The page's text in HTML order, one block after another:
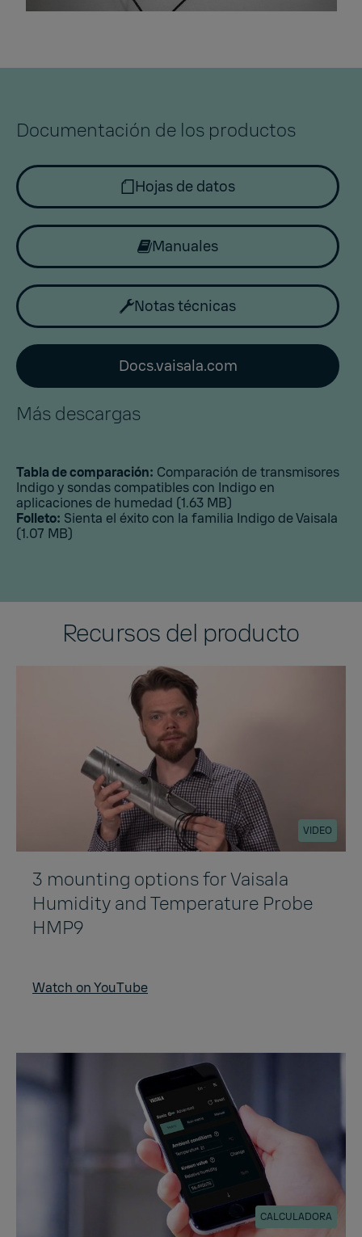
Documentación de los productos
Hojas de datos
Manuales
Notas técnicas
Docs.vaisala.com
Más descargas
Tabla de comparación: Comparación de transmisores
Indigo y sondas compatibles con Indigo en
aplicaciones de humedad (1.63 MB)
Folleto: Sienta el éxito con la familia Indigo de Vaisala
(1.07 MB)
Recursos del producto
VIDEO
3 mounting options for Vaisala
Humidity and Temperature Probe
HMP9
Watch on YouTube
CALCULADORA